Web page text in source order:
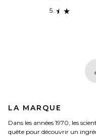
LA MARQUE
Dans les années 1970, les
quête pour découvrir un